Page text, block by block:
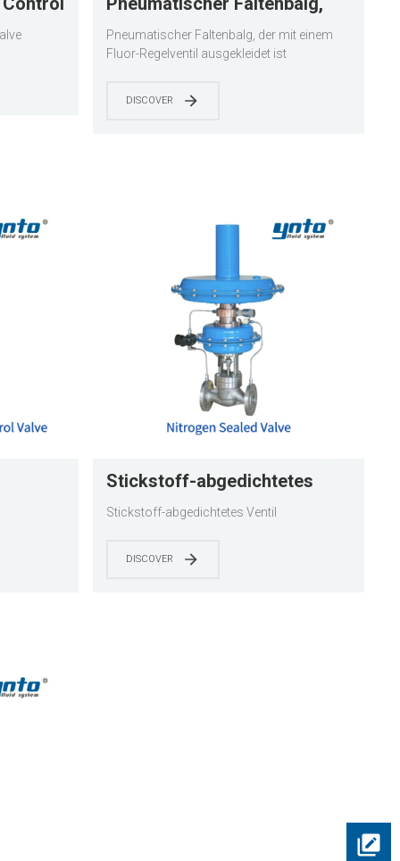
der mit einem Fluor-
Regelventil ausgekleidet ist
Pneumatischer Faltenbalg, der mit einem
Fluor-Regelventil ausgekleidet ist
DISCOVER
Stickstoff-abgedichtetes
Ventil
Stickstoff-abgedichtetes Ventil
DISCOVER